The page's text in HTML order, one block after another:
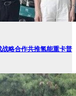
略合作共推氢能重卡普